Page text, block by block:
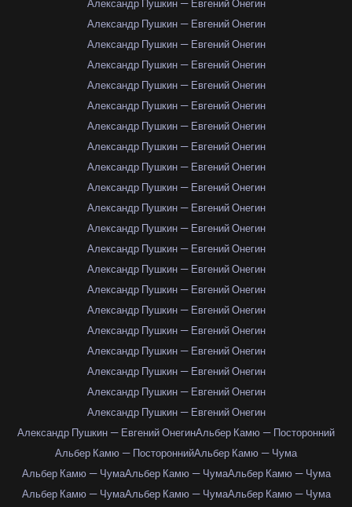
Александр Пушкин — Евгений Онегин
Александр Пушкин — Евгений Онегин
Александр Пушкин — Евгений Онегин
Александр Пушкин — Евгений Онегин
Александр Пушкин — Евгений Онегин
Александр Пушкин — Евгений Онегин
Александр Пушкин — Евгений Онегин
Александр Пушкин — Евгений Онегин
Александр Пушкин — Евгений Онегин
Александр Пушкин — Евгений Онегин
Александр Пушкин — Евгений Онегин
Александр Пушкин — Евгений Онегин
Александр Пушкин — Евгений Онегин
Александр Пушкин — Евгений Онегин
Александр Пушкин — Евгений Онегин
Александр Пушкин — Евгений Онегин
Александр Пушкин — Евгений Онегин
Александр Пушкин — Евгений Онегин
Александр Пушкин — Евгений Онегин
Александр Пушкин — Евгений Онегин
Александр Пушкин — Евгений Онегин
Александр Пушкин — Евгений ОнегинАльбер Камю — Посторонний
Альбер Камю — ПостороннийАльбер Камю — Чума
Альбер Камю — ЧумаАльбер Камю — ЧумаАльбер Камю — Чума
Альбер Камю — ЧумаАльбер Камю — ЧумаАльбер Камю — Чума